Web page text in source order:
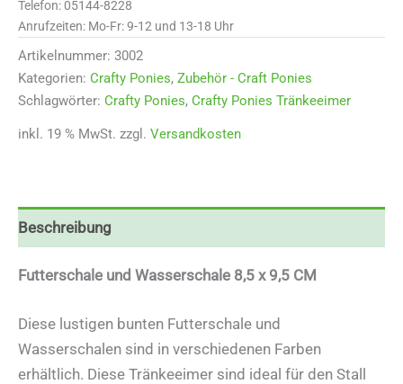
Telefon: 05144-8228
Anrufzeiten: Mo-Fr: 9-12 und 13-18 Uhr
Artikelnummer: 3002
Kategorien: Crafty Ponies, Zubehör - Craft Ponies
Schlagwörter: Crafty Ponies, Crafty Ponies Tränkeeimer
inkl. 19 % MwSt. zzgl. Versandkosten
Beschreibung
Futterschale und Wasserschale 8,5 x 9,5 CM
Diese lustigen bunten Futterschale und
Wasserschalen sind in verschiedenen Farben
erhältlich. Diese Tränkeeimer sind ideal für den Stall